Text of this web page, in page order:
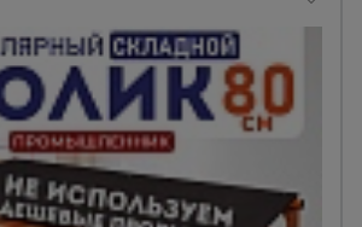
Оборудование
для работы с
арматурой
Оборудование
для бетонных
работ